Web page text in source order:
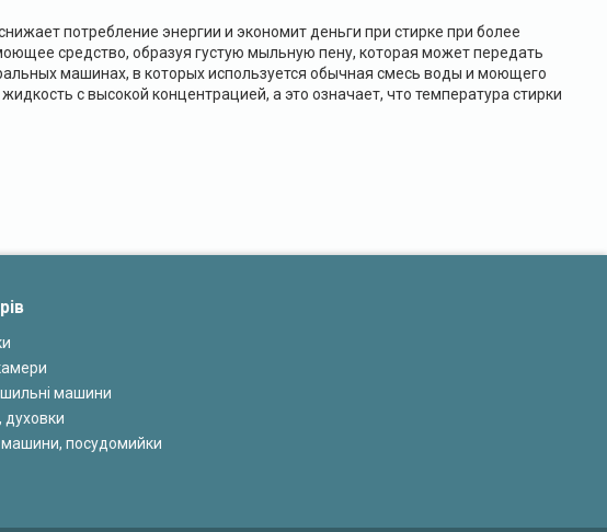
потребление энергии и экономит деньги при стирке при более
средство, образуя густую мыльную пену, которая может передать
машинах, в которых используется обычная смесь воды и моющего
с высокой концентрацией, а это означает, что температура стирки
машини
машини, посудомийки